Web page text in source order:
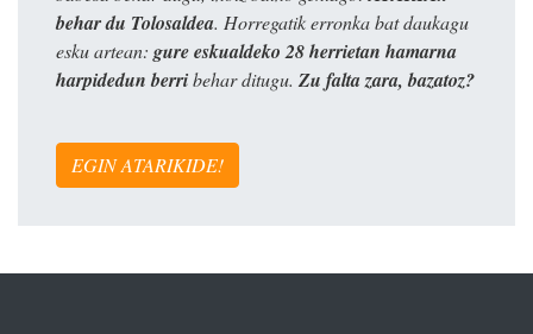
behar du Tolosaldea. Horregatik erronka bat daukagu
esku artean: gure eskualdeko 28 herrietan hamarna
harpidedun berribehar ditugu. Zu falta zara, bazatoz?
EGIN ATARIKIDE!